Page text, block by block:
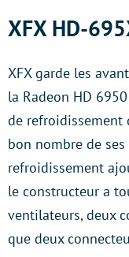
XFX HD-
XFX garde les
la Radeon HD
de refroidissement
bon nombre de
refroidissement
le constructeur a
ventilateurs, deux
que deux